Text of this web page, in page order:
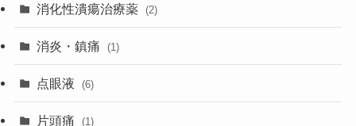
消化性潰瘍治療薬 (2)
消炎・鎮痛 (1)
点眼液 (6)
片頭痛 (1)